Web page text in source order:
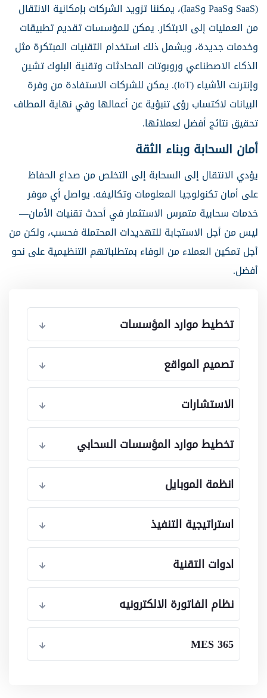
(SaaS وPaaS وIaaS)، يمكننا تزويد الشركات بإمكانية الانتقال
من العمليات إلى الابتكار. يمكن للمؤسسات تقديم تطبيقات
وخدمات جديدة، ويشمل ذلك استخدام التقنيات المبتكرة مثل
الذكاء الاصطناعي وروبوتات المحادثات وتقنية البلوك تشين
وإنترنت الأشياء (IoT). يمكن للشركات الاستفادة من وفرة
البيانات لاكتساب رؤى تنبؤية عن أعمالها وفي نهاية المطاف
تحقيق نتائج أفضل لعملائها.
أمان السحابة وبناء الثقة
يؤدي الانتقال إلى السحابة إلى التخلص من صداع الحفاظ
على أمان تكنولوجيا المعلومات وتكاليفه. يواصل أي موفر
خدمات سحابية متمرس الاستثمار في أحدث تقنيات الأمان—
ليس من أجل الاستجابة للتهديدات المحتملة فحسب، ولكن من
أجل تمكين العملاء من الوفاء بمتطلباتهم التنظيمية على نحو
أفضل.
تخطيط موارد المؤسسات
تصميم المواقع
الاستشارات
تخطيط موارد المؤسسات السحابي
انظمة الموبايل
استراتيجية التنفيذ
ادوات التقنية
نظام الفاتورة الالكترونيه
MES 365